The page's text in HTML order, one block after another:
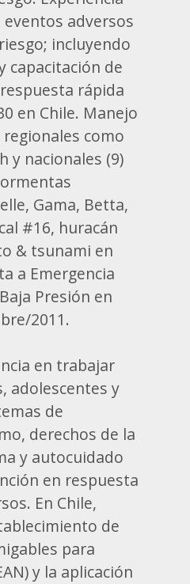
adversos
incluyendo
capacitación de
rápida
en Chile. Manejo
como
y nacionales (9)
Gama, Betta,
#16, huracán
& tsunami en
a Emergencia
Presión en
2011.
en trabajar
adolescentes y
de
derechos de la
y autocuidado
en respuesta
En Chile,
de
para
y la aplicación